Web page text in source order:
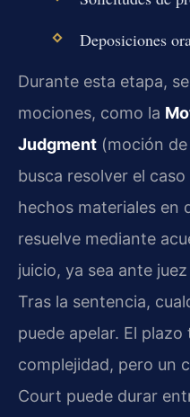
Deposiciones
Durante esta etapa,
mociones, como la
Judgment (moción
busca resolver el
hechos materiales en
resuelve mediante
juicio, ya sea ante
Tras la sentencia,
puede apelar. El
complejidad, pero un
Court puede durar